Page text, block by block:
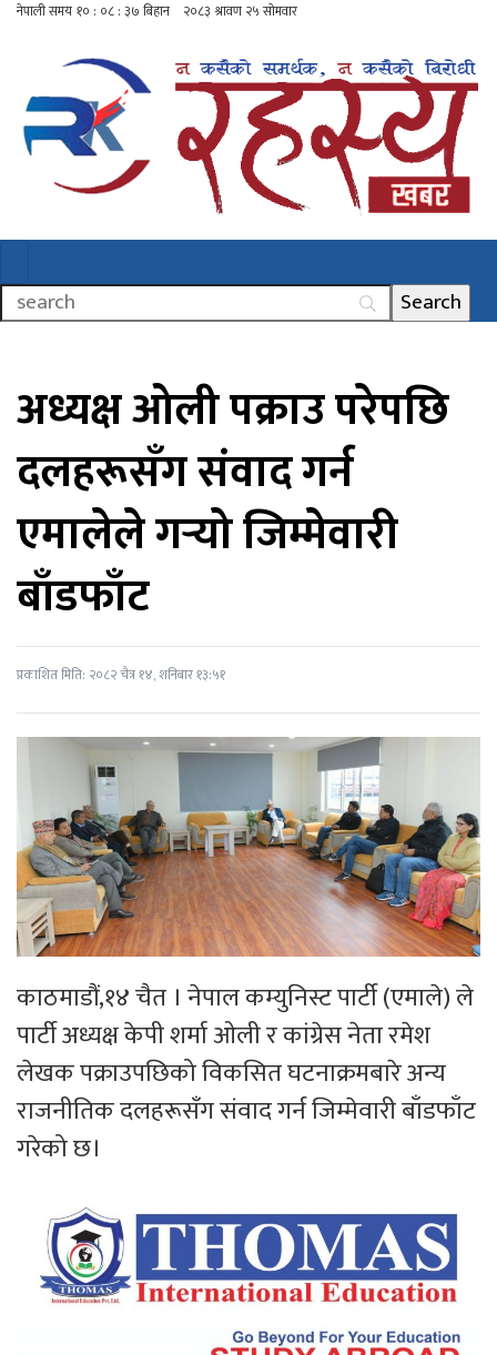
अध्यक्ष ओली पक्राउ परेपछि
दलहरूसँग संवाद गर्न
एमालेले गर्‍यो जिम्मेवारी
बाँडफाँट
प्रकाशित मिति: २०८२ चैत्र १४, शनिबार १३:५१
काठमाडौं,१४ चैत । नेपाल कम्युनिस्ट पार्टी (एमाले) ले
पार्टी अध्यक्ष केपी शर्मा ओली र कांग्रेस नेता रमेश
लेखक पक्राउपछिको विकसित घटनाक्रमबारे अन्य
राजनीतिक दलहरूसँग संवाद गर्न जिम्मेवारी बाँडफाँट
गरेको छ।